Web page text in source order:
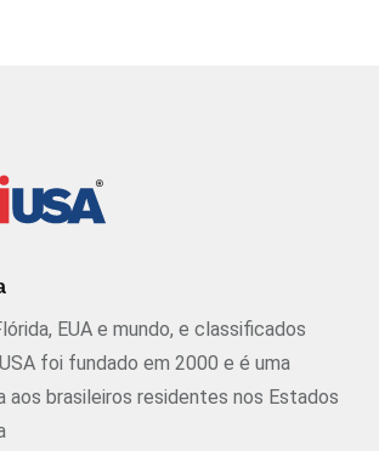
EUA e mundo, e classificados
foi fundado em 2000 e é uma
aos brasileiros residentes nos Estados